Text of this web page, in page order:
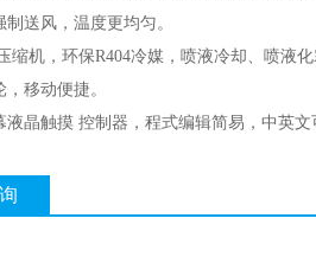
送风，温度更均匀。
缩机，环保R404冷媒，喷液冷却、喷液
移动便捷。
液晶触摸 控制器，程式编辑简易，中英文